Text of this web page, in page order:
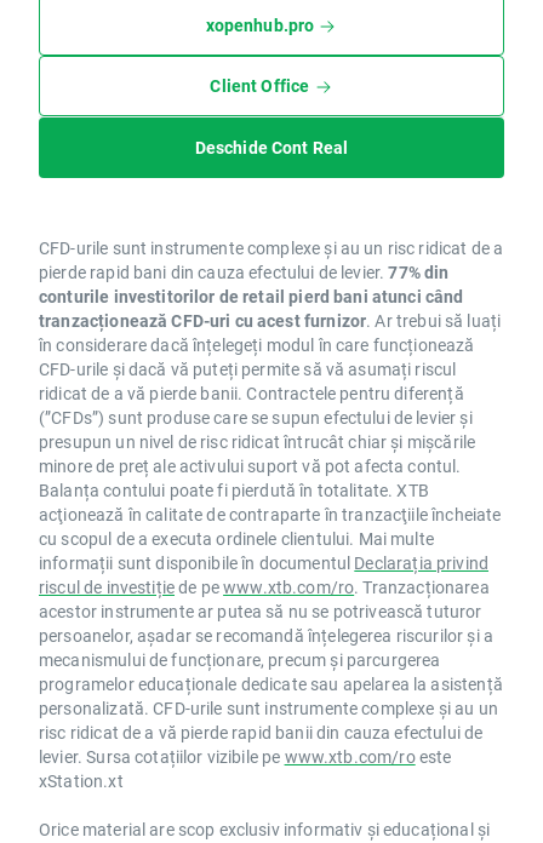
xopenhub.pro
Client Office
Deschide Cont Real
CFD-urile sunt instrumente complexe și au un risc ridicat de a
pierde rapid bani din cauza efectului de levier.77% din
conturile investitorilor de retail pierd bani atunci când
tranzacționează CFD-uri cu acest furnizor. Ar trebui să luați
în considerare dacă înțelegeți modul în care funcționează
CFD-urile și dacă vă puteți permite să vă asumați riscul
ridicat de a vă pierde banii. Contractele pentru diferență
(”CFDs”) sunt produse care se supun efectului de levier și
presupun un nivel de risc ridicat întrucât chiar și mișcările
minore de preț ale activului suport vă pot afecta contul.
Balanța contului poate fi pierdută în totalitate. XTB
acţionează în calitate de contraparte în tranzacţiile încheiate
cu scopul de a executa ordinele clientului. Mai multe
informații sunt disponibile în documentul Declarația privind
riscul de investițiede pewww.xtb.com/ro. Tranzacționarea
acestor instrumente ar putea să nu se potrivească tuturor
persoanelor, așadar se recomandă înțelegerea riscurilor și a
mecanismului de funcționare, precum și parcurgerea
programelor educaționale dedicate sau apelarea la asistență
personalizată. CFD-urile sunt instrumente complexe și au un
risc ridicat de a vă pierde rapid banii din cauza efectului de
levier. Sursa cotațiilor vizibile pe www.xtb.com/roeste
xStation.xt
Orice material are scop exclusiv informativ și educațional și